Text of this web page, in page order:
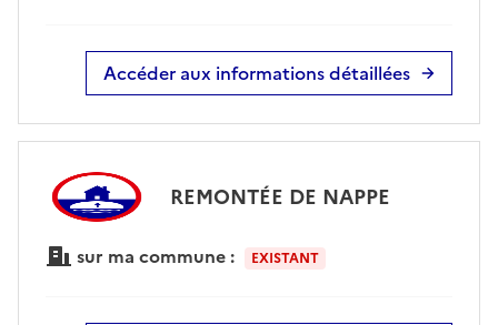
Accéder aux informations détaillées
REMONTÉE DE NAPPE
sur ma commune : EXISTANT